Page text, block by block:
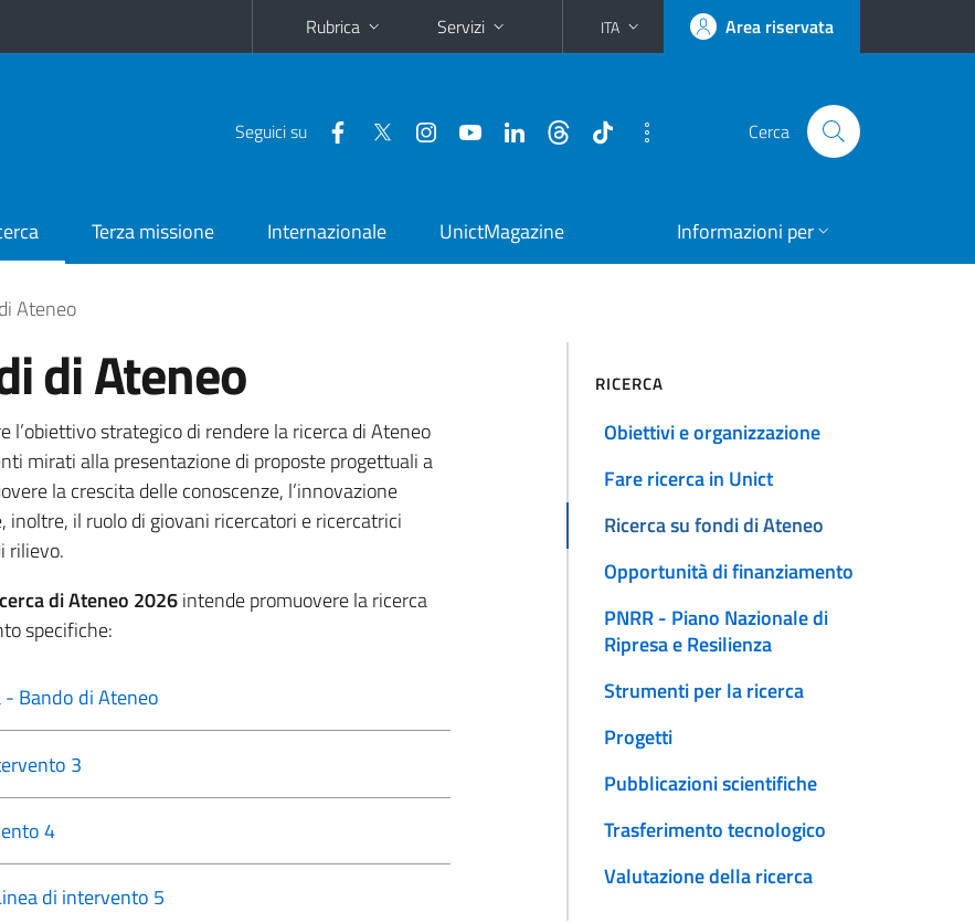
Rubrica Servizi ITA Area riservata
Seguici su Cerca
Terza missione Internazionale UnictMagazine Informazioni per
Ateneo
di Ateneo
l’obiettivo strategico di rendere la ricerca di Ateneo
mirati alla presentazione di proposte progettuali a
la crescita delle conoscenze, l’innovazione
il ruolo di giovani ricercatori e ricercatrici
rilievo.
di Ateneo 2026intende promuovere la ricerca
specifiche:
Bando di Ateneo
3
4
di intervento 5
RICERCA
Obiettivi e organizzazione
Fare ricerca in Unict
Ricerca su fondi di Ateneo
Opportunità di finanziamento
PNRR - Piano Nazionale di
Ripresa e Resilienza
Strumenti per la ricerca
Progetti
Pubblicazioni scientifiche
Trasferimento tecnologico
Valutazione della ricerca